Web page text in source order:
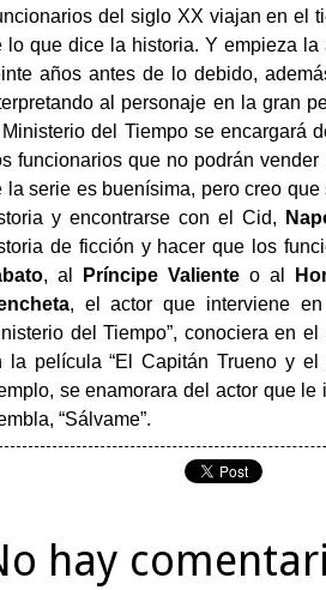
del siglo XX viajan en el
lo que dice la historia. Y empieza
años antes de lo debido,
al personaje en la gran
del Tiempo se encargará
funcionarios que no podrán
la serie es buenísima, pero creo
y encontrarse con el Cid,
de ficción y hacer que los
, al Príncipe Valienteo al
, el actor que interviene
del Tiempo”, conociera en
la película “El Capitán Trueno y
se enamorara del actor que
“Sálvame”.
hay